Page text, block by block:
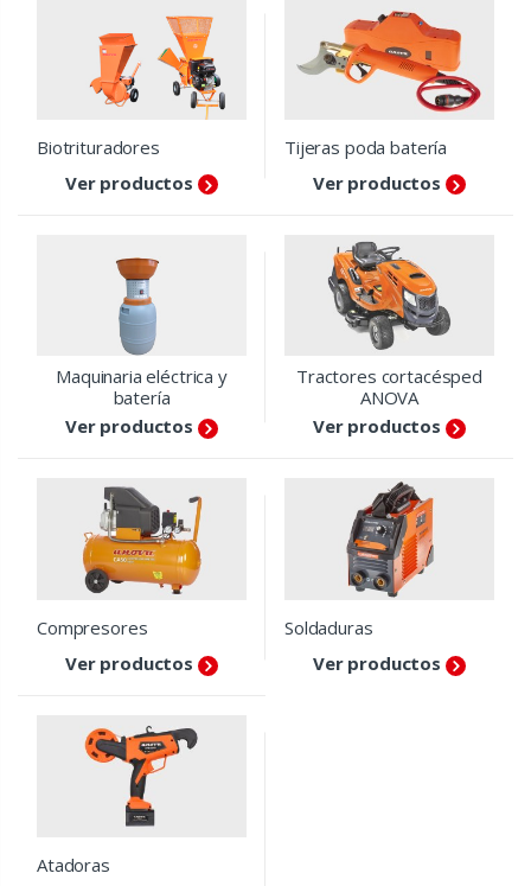
Biotrituradores
Ver productos
Tijeras poda batería
Ver productos
Maquinaria eléctrica y
batería
Ver productos
Tractores cortacésped
ANOVA
Ver productos
Compresores
Ver productos
Soldaduras
Ver productos
Atadoras